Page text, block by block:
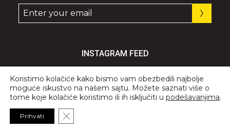
INSTAGRAM FEED
© 2026 All Rights Reserved, GRAZIA.
Koristimo kolačiće kako bismo vam obezbedili najbolje
moguće iskustvo na našem sajtu. Možete saznati više o
tome koje kolačiće koristimo ili ih isključiti u podešavanjima.
Prihvati Close GDPR Cookie Banner